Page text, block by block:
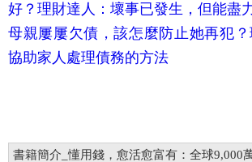
好？理財達人：壞事已發生，但能盡
母親屢屢欠債，該怎麼防止她再犯？
協助家人處理債務的方法
書籍簡介_懂用錢，愈活愈富有：全球9,000